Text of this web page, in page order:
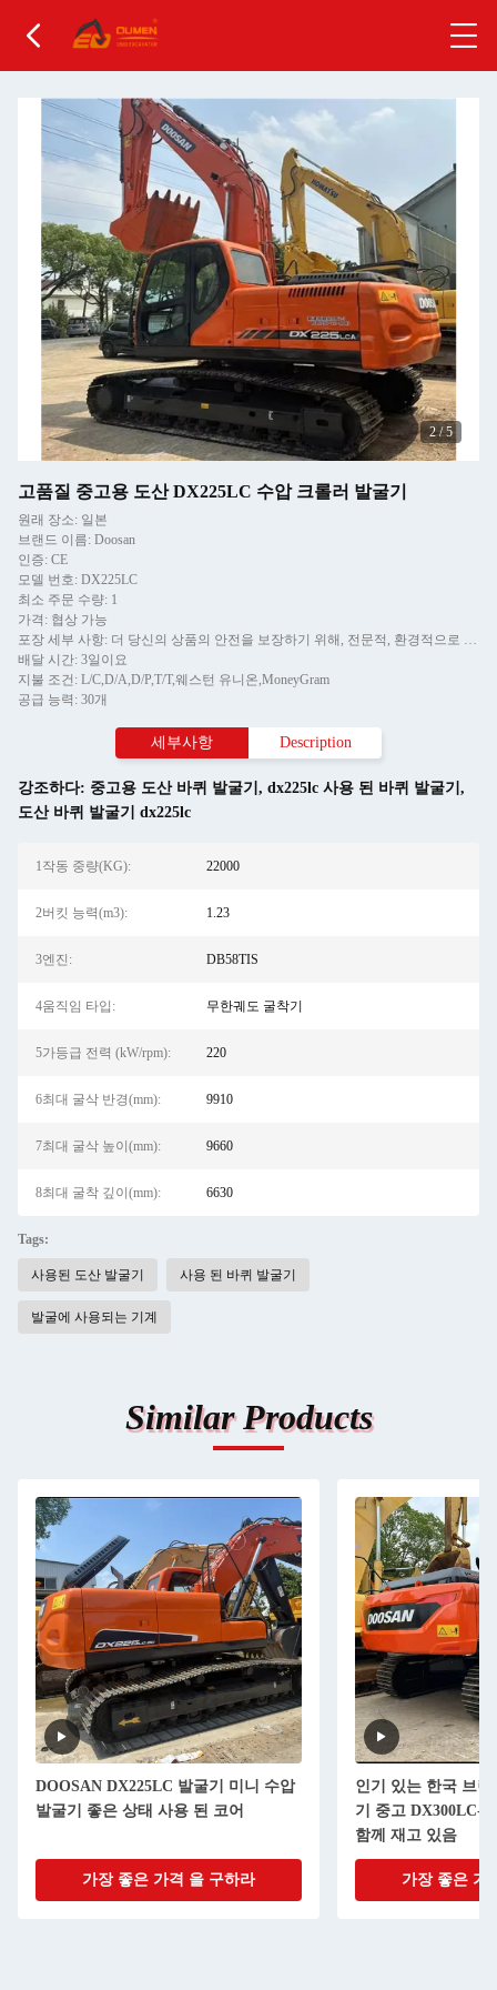
2/5
고품질 중고용 도산 DX225LC 수압 크롤러 발굴기
원래 장소: 일본
브랜드 이름: Doosan
인증: CE
모델 번호: DX225LC
최소 주문 수량: 1
가격: 협상 가능
포장 세부 사항: 더 당신의 상품의 안전을 보장하기 위해, 전문적, 환경적으로 우호적이고 편리하고 효율적 패키징 서비스는 제공될 것입니다.
배달 시간: 3일이요
지불 조건: L/C,D/A,D/P,T/T,웨스턴 유니온,MoneyGram
공급 능력: 30개
세부사항 Description
강조하다: 중고용 도산 바퀴 발굴기 , dx225lc 사용 된 바퀴 발굴기 ,
도산 바퀴 발굴기 dx225lc
1작동 중량(KG): 22000
2버킷 능력(m3): 1.23
3엔진: DB58TIS
4움직임 타입: 무한궤도 굴착기
5가등급 전력 (kW/rpm): 220
6최대 굴삭 반경(mm): 9910
7최대 굴삭 높이(mm): 9660
8최대 굴착 깊이(mm): 6630
Tags:
사용된 도산 발굴기 사용 된 바퀴 발굴기
발굴에 사용되는 기계
Similar Products
DOOSAN DX225LC 발굴기 미니 수압
발굴기 좋은 상태 사용 된 코어
가장 좋은 가격 을 구하라
인기 있는 한국 브
기 중고 DX300LC-
함께 재고 있음
가장 좋은 가